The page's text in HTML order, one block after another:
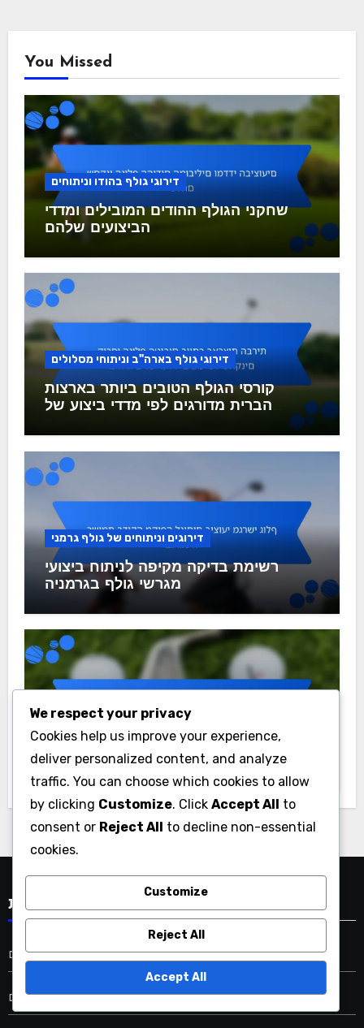
You Missed
דירוגי גולף בהודו וניתוחים
שחקני הגולף ההודים המובילים ומדדי
הביצועים שלהם
דירוגי גולף בארה"ב וניתוחי מסלולים
קורסי הגולף הטובים ביותר בארצות
הברית מדורגים לפי מדדי ביצוע של
דירוגים וניתוחים של גולף גרמני
רשימת בדיקה מקיפה לניתוח ביצועי
מגרשי גולף בגרמניה
דירוגי גולף וסיכומים ספרדיים
רשימת בדיקה מקיפה לניתוח ביצועי
מגרשי גולף בספרד
קטגוריות
דירוגי גולף בארה"ב וניתוחי מסלולים
דירוגי גולף בבולגריה וניתוחים
We respect your privacy
Cookies help us improve your experience,
deliver personalized content, and analyze
traffic. You can choose which cookies to allow
by clicking Customize. Click Accept All to
consent or Reject All to decline non-essential
cookies.
Customize
Reject All
Accept All